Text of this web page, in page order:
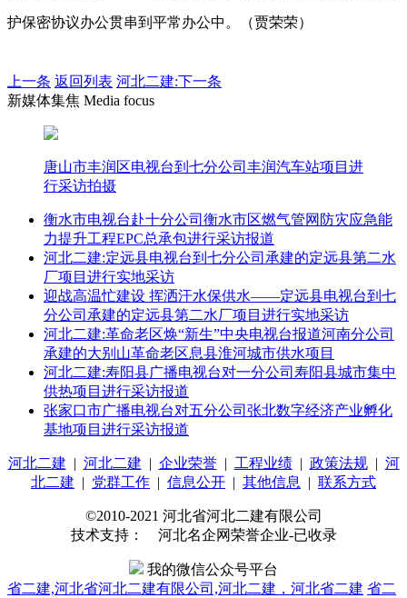
护保密协议办公贯串到平常办公中。（贾荣荣）
上一条 返回列表 河北二建:下一条
新媒体集焦 Media focus
唐山市丰润区电视台到七分公司丰润汽车站项目进
行采访拍摄
衡水市电视台赴十分公司衡水市区燃气管网防灾应急能
力提升工程EPC总承包进行采访报道
河北二建:定远县电视台到七分公司承建的定远县第二水
厂项目进行实地采访
迎战高温忙建设 挥洒汗水保供水——定远县电视台到七
分公司承建的定远县第二水厂项目进行实地采访
河北二建:革命老区焕“新生”中央电视台报道河南分公司
承建的大别山革命老区息县淮河城市供水项目
河北二建:寿阳县广播电视台对一分公司寿阳县城市集中
供热项目进行采访报道
张家口市广播电视台对五分公司张北数字经济产业孵化
基地项目进行采访报道
河北二建 | 河北二建 | 企业荣誉| 工程业绩| 政策法规| 河
北二建 | 党群工作 | 信息公开 | 其他信息 | 联系方式
©2010-2021 河北省河北二建有限公司
技术支持： 河北名企网荣誉企业-已收录
我的微信公众号平台
省二建,河北省河北二建有限公司,河北二建，河北省二建 省二